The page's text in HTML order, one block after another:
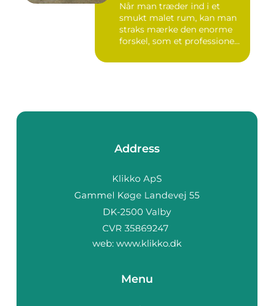
Når man træder ind i et
smukt malet rum, kan man
straks mærke den enorme
forskel, som et professione...
Address
web: www.klikko.dk
Menu